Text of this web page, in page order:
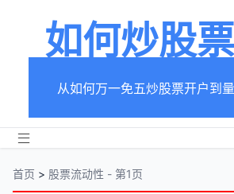
如何炒股
从如何万一免五炒股票开户到
首页 > 股票流动性 - 第1页